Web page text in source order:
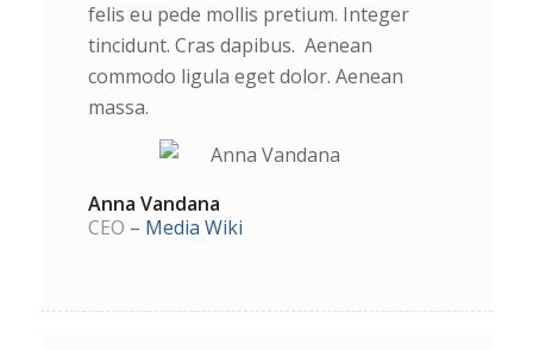
felis eu pede mollis pretium. Integer
tincidunt. Cras dapibus. Aenean
commodo ligula eget dolor. Aenean
massa.
Anna Vandana
CEO – Media Wiki